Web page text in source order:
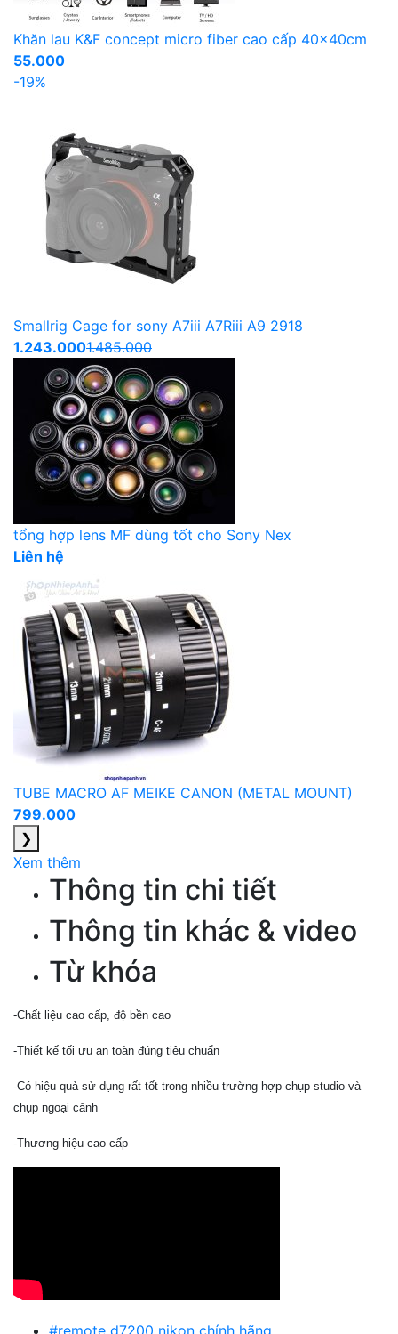
Khăn lau K&F concept micro fiber cao cấp 40x40cm
55.000
-19%
Smallrig Cage for sony A7iii A7Riii A9 2918
1.243.0001.485.000
tổng hợp lens MF dùng tốt cho Sony Nex
Liên hệ
TUBE MACRO AF MEIKE CANON (METAL MOUNT)
799.000
❯
Xem thêm
Thông tin chi tiết
Thông tin khác & video
Từ khóa
-Chất liệu cao cấp, độ bền cao
-Thiết kế tối ưu an toàn đúng tiêu chuẩn
-Có hiệu quả sử dụng rất tốt trong nhiều trường hợp chụp studio và
chụp ngoại cảnh
-Thương hiệu cao cấp
#remote d7200 nikon chính hãng